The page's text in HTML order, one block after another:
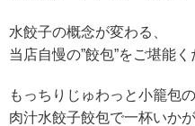
水餃子の概念が変わる、
当店自慢の”餃包”をご堪能く
もっちりじゅわっと小籠包
肉汁水餃子餃包で一杯いか